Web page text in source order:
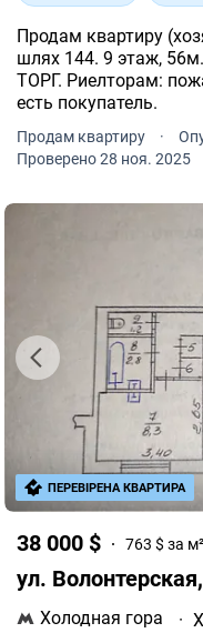
Продам квартиру
шлях 144. 9 этаж,
ТОРГ. Риелторам:
есть покупатель.
Продам квартиру ·
Проверено 28 ноя. 2025
38 000 $ 763 $ за м²
ул.
Холодная гора ·
ПЕРЕВІРЕНА КВАРТИРА